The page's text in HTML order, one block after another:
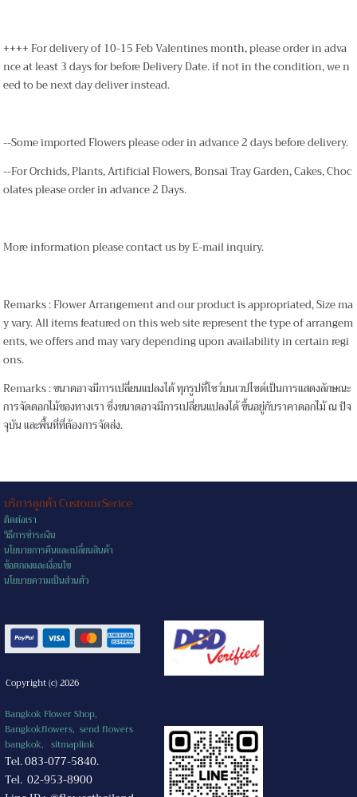
++++ For delivery of 10-15 Feb Valentines month, please order in adva
nce at least 3 days for before Delivery Date. if not in the condition, we n
eed to be next day deliver instead.
--Some imported Flowers please oder in advance 2 days before delivery.
--For Orchids, Plants, Artificial Flowers, Bonsai Tray Garden, Cakes, Choc
olates please order in advance 2 Days.
More information please contact us by E-mail inquiry.
Remarks : Flower Arrangement and our product is appropriated, Size ma
y vary. All items featured on this web site represent the type of arrangem
ents, we offers and may vary depending upon availability in certain regi
ons.
Remarks : ขนาดอาจมีการเปลี่ยนแปลงได้ ทุกรูปที่โชว์บนเวปไซด์เป็นการแสดงลักษณะ
การจัดดอกไม้ของทางเรา ซึ่งขนาดอาจมีการเปลี่ยนแปลงได้ ขึ้นอยู่กับราคาดอกไม้ ณ ปัจ
จุบัน และพื้นที่ที่ต้องการจัดส่ง.
บริการลูกค้า CustomrSerice
ติดต่อเรา
วิธีการชำระเงิน
นโยบายการคืนและเปลี่ยนสินค้า
ข้อตกลงและเงื่อนไข
นโยบายความเป็นส่วนตัว
Copyright (c) 2026
Bangkok Flower Shop,
Bangkokflowers, send flowers
bangkok, sitmaplink
Tel. 083-077-5840.
Tel. 02-953-8900